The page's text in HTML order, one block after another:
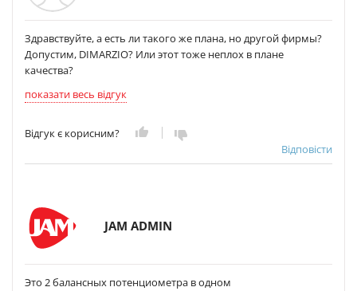
Здравствуйте, а есть ли такого же плана, но другой фирмы?
Допустим, DIMARZIO? Или этот тоже неплох в плане
качества?
показати весь відгук
Відгук є корисним?
Відповісти
JAM ADMIN
Это 2 балансных потенциометра в одном